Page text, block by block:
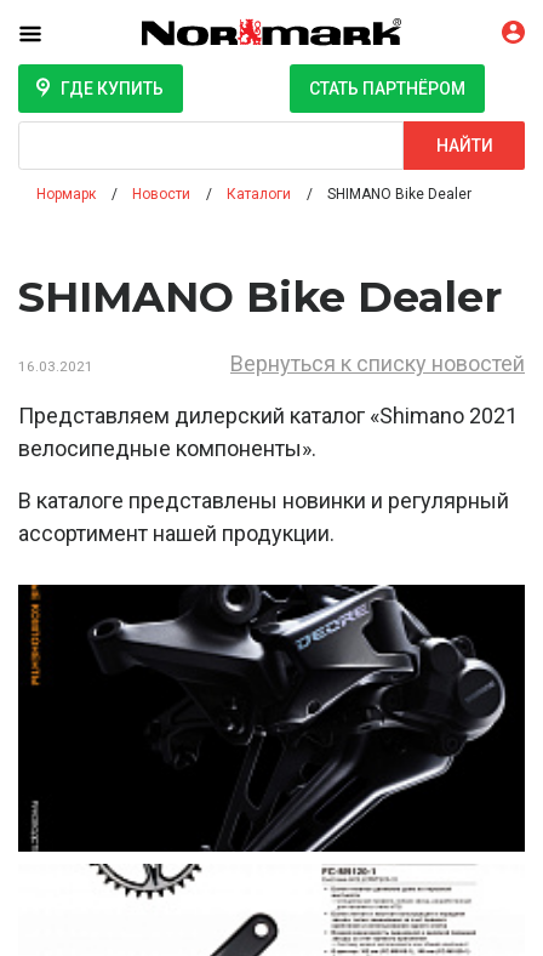
ГДЕ КУПИТЬ СТАТЬ ПАРТНЁРОМ
НАЙТИ
Нормарк Новости Каталоги SHIMANO Bike Dealer
SHIMANO Bike Dealer
16.03.2021 Вернуться к списку новостей
Представляем дилерский каталог «Shimano 2021
велосипедные компоненты».
В каталоге представлены новинки и регулярный
ассортимент нашей продукции.